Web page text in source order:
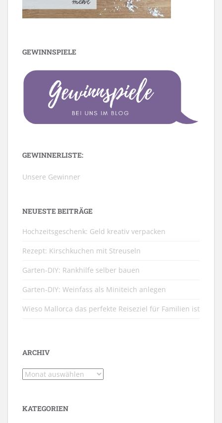
GEWINNSPIELE
GEWINNERLISTE:
Unsere Gewinner
NEUESTE BEITRÄGE
Hochzeitsgeschenk: Geld kreativ verpacken
Rezept: Kirschkuchen mit Streuseln
Garten-DIY: Rankhilfe selber bauen
Garten-DIY: Weinfass als Miniteich anlegen
Wieso Mallorca das perfekte Reiseziel für Familien ist
ARCHIV
Archiv
KATEGORIEN